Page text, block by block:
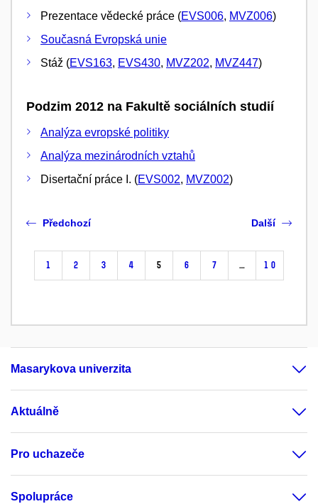
Prezentace vědecké práce (EVS006, MVZ006)
Současná Evropská unie
Stáž (EVS163, EVS430, MVZ202, MVZ447)
Podzim 2012 na Fakultě sociálních studií
Analýza evropské politiky
Analýza mezinárodních vztahů
Disertační práce I. (EVS002, MVZ002)
Předchozí
1 2 3 4 5 6 7 … 10
Další
Masarykova univerzita
Aktuálně
Pro uchazeče
Spolupráce